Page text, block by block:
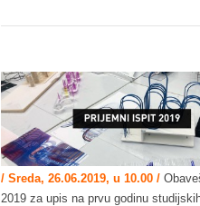
/ Sreda, 26.06.2019, u 10.00 /
2019 za upis na prvu godinu